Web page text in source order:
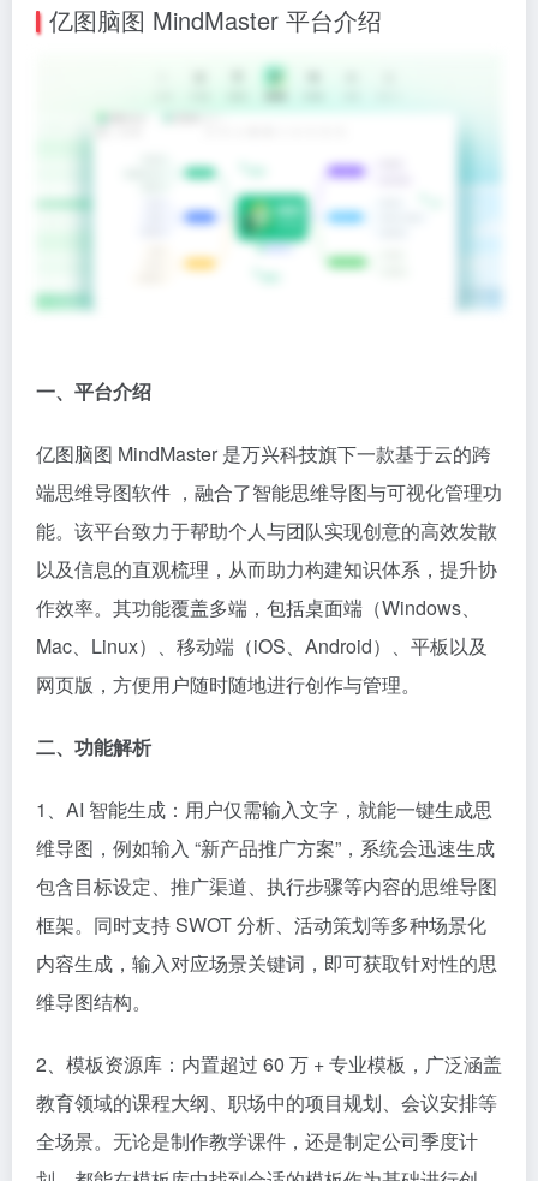
亿图脑图 MindMaster 平台介绍​
一、平台介绍​
亿图脑图 MindMaster 是万兴科技旗下一款基于云的跨
端思维导图软件 ，融合了智能思维导图与可视化管理功
能。该平台致力于帮助个人与团队实现创意的高效发散
以及信息的直观梳理，从而助力构建知识体系，提升协
作效率。其功能覆盖多端，包括桌面端（Windows、
Mac、Linux）、移动端（iOS、Android）、平板以及
网页版，方便用户随时随地进行创作与管理。​
二、功能解析​
1、AI 智能生成：用户仅需输入文字，就能一键生成思
维导图，例如输入 “新产品推广方案”，系统会迅速生成
包含目标设定、推广渠道、执行步骤等内容的思维导图
框架。同时支持 SWOT 分析、活动策划等多种场景化
内容生成，输入对应场景关键词，即可获取针对性的思
维导图结构。​
2、模板资源库：内置超过 60 万 + 专业模板，广泛涵盖
教育领域的课程大纲、职场中的项目规划、会议安排等
全场景。无论是制作教学课件，还是制定公司季度计